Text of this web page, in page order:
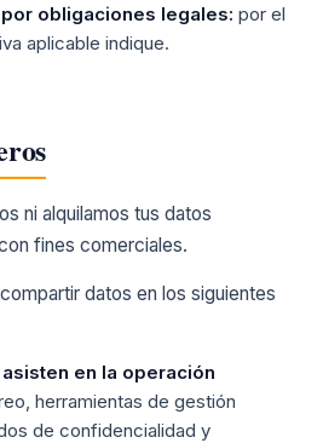
obligaciones legales: por el
aplicable indique.
ni alquilamos tus datos
fines comerciales.
datos en los siguientes
en la operación
herramientas de gestión
de confidencialidad y